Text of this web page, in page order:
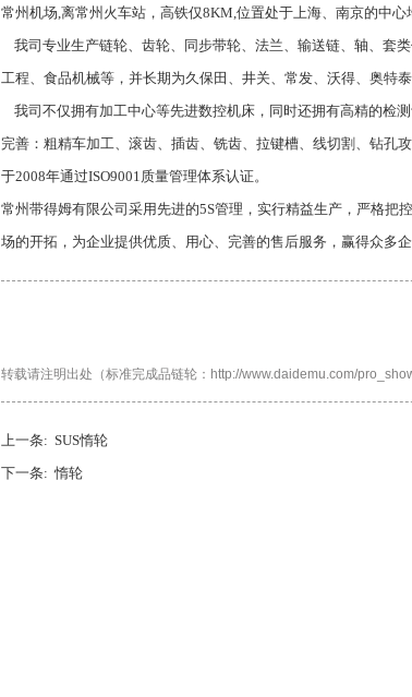
常州机场,离常州火车站，高铁仅8KM,位置处于上海、南京的中心
我司专业生产链轮、齿轮、同步带轮、法兰、输送链、轴、套
工程、食品机械等，并长期为久保田、井关、常发、沃得、奥特
我司不仅拥有加工中心等先进数控机床，同时还拥有高精的检
完善：粗精车加工、滚齿、插齿、铣齿、拉键槽、线切割、钻孔
于2008年通过ISO9001质量管理体系认证。
常州带得姆有限公司采用先进的5S管理，实行精益生产，严格
场的开拓，为企业提供优质、用心、完善的售后服务，赢得众多企
转载请注明出处（标准完成品链轮：http://www.daidemu.com/
上一条: SUS惰轮
下一条:惰轮